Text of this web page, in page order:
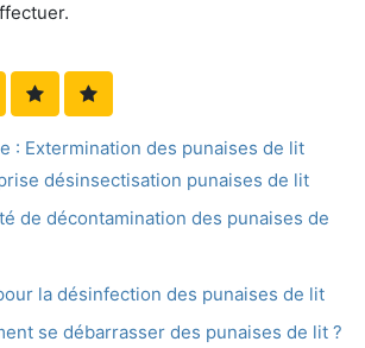
: Extermination des punaises de lit
désinsectisation punaises de lit
de décontamination des punaises de
la désinfection des punaises de lit
se débarrasser des punaises de lit ?